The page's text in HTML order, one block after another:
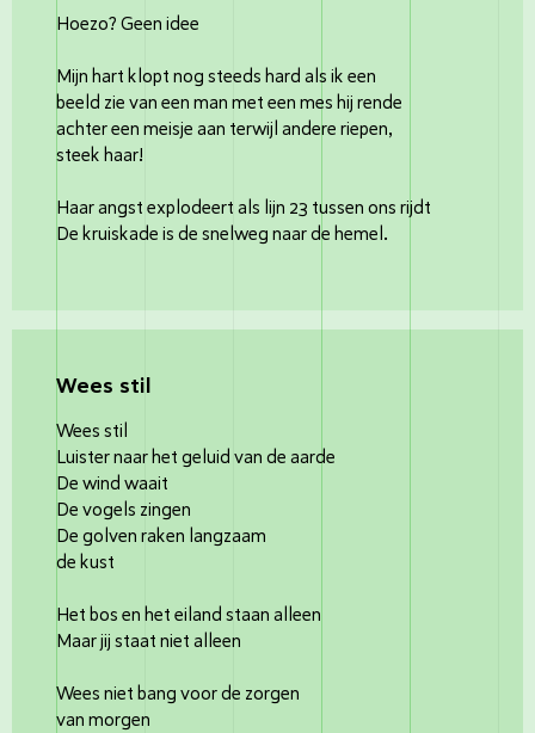
Hoezo? Geen idee
Mijn hart klopt nog steeds hard als ik een
beeld zie van een man met een mes hij rende
achter een meisje aan terwijl andere riepen,
steek haar!
Haar angst explodeert als lijn 23 tussen ons rijdt
De kruiskade is de snelweg naar de hemel.
Wees stil
Wees stil
Luister naar het geluid van de aarde
De wind waait
De vogels zingen
De golven raken langzaam
de kust
Het bos en het eiland staan alleen
Maar jij staat niet alleen
Wees niet bang voor de zorgen
van morgen